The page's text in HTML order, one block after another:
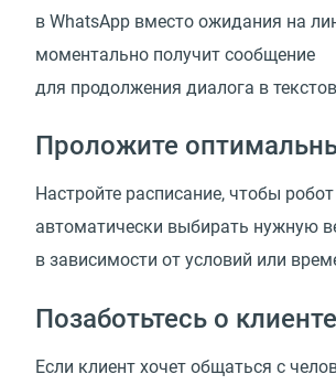
в WhatsApp вместо ожидания на
моментально получит сообщение
для продолжения диалога в
Проложите
Настройте расписание, чтобы
автоматически выбирать нужную
в зависимости от условий или
Позаботьтесь о клиенте
Если клиент хочет общаться с